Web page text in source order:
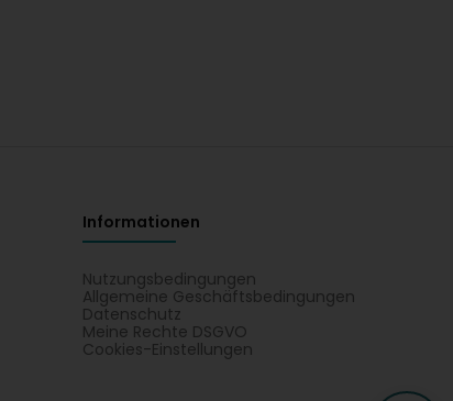
Informationen
Nutzungsbedingungen
Allgemeine Geschäftsbedingungen
Datenschutz
Meine Rechte DSGVO
Cookies-Einstellungen